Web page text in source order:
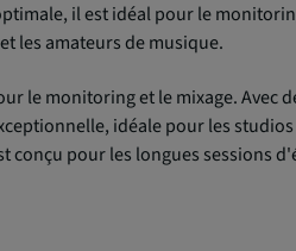
il est idéal pour le
les amateurs de musique.
le monitoring et le mixage. Avec
idéale pour les
pour les longues sessions